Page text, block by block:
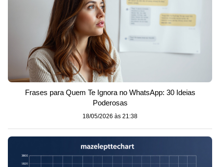
Frases para Quem Te Ignora no WhatsApp: 30 Ideias
Poderosas
18/05/2026 às 21:38